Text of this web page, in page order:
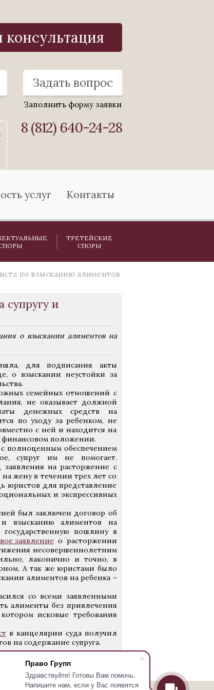
Право Групп
Здравствуйте! Готовы Вам помочь.
Напишите нам, если у Вас появятся
консультация
Задать вопрос
Заполнить форму заявки
8 (812) 640-24-28
услуг Контакты
ТРЕТЕЙСКИЕ
СПОРЫ
по взысканию алиментов
супругу и
о взыскании алиментов на
для подписания акты
о взыскании неустойки за
семейных отношений с
не оказывает должной
денежных средств на
по уходу за ребенком, не
с ней и находится на
финансовом положении.
полноценным обеспечением
супруг им не помогает.
на расторжение с
жену в течении трех лет со
юристов для представление
и экспрессивных
был заключен договор об
взысканию алиментов на
пошлину в
заявление о расторжении
несовершеннолетним
лаконично и точно, в
А так же юристами было
алиментов на ребенка –
со всеми заявленными
алименты без привлечения
исковые требования
в канцелярии суда получил
на содержание супруга.